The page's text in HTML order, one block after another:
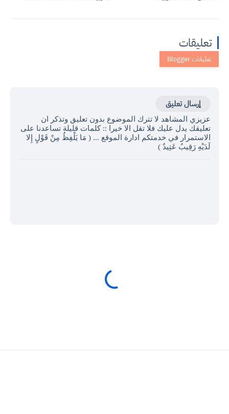
تعليقات
إرسال تعليق
عزيزي المشاهد لا تترك الموضوع بدون تعليق وتذكر ان
تعليقك يدل عليك فلا تقل الا خيرا :: كلمات قليلة تساعدنا على
الاستمرار في خدمتكم ادارة الموقع ... ( مَا يَلْفِظُ مِنْ قَوْلٍ إِلا
لَدَيْهِ رَقِيبٌ عَتِيدٌ )